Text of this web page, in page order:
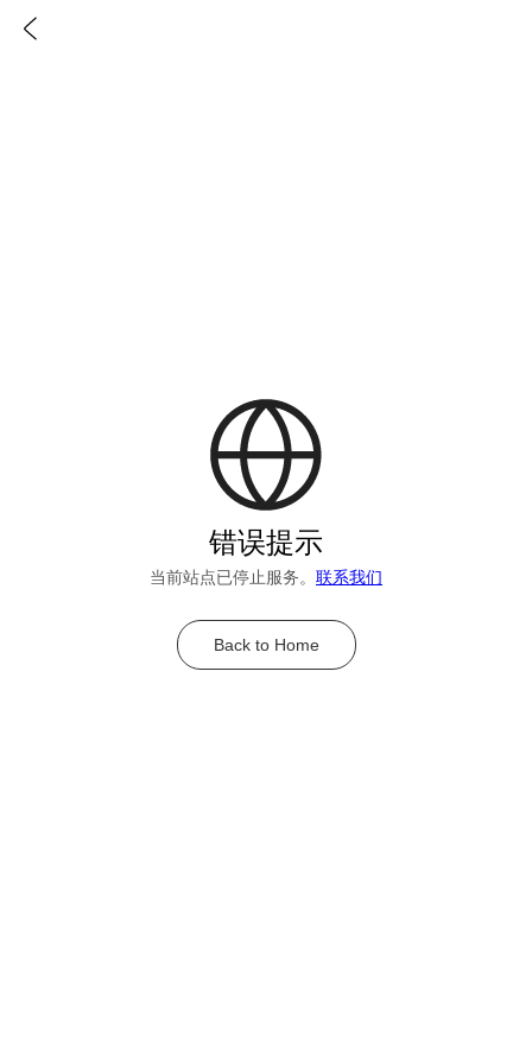
错误提示
当前站点已停止服务。 联系我们
Back to Home